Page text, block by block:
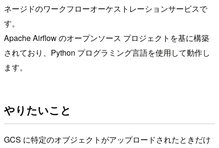
ネージドのワークフローオーケストレーションサービスで
す。
Apache Airflow のオープンソース プロジェクトを基に構築
されており、Python プログラミング言語を使用して動作し
ます。
やりたいこと
GCS に特定のオブジェクトがアップロードされたときだけ